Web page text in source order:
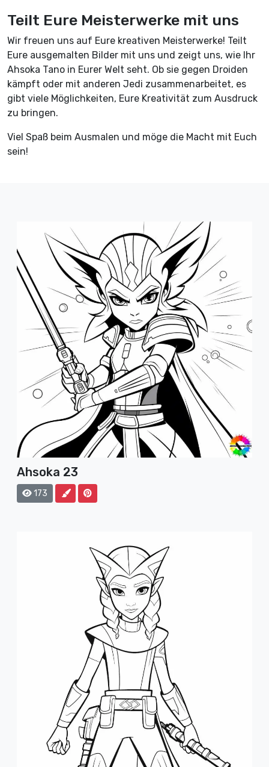
Teilt Eure Meisterwerke mit uns
Wir freuen uns auf Eure kreativen Meisterwerke! Teilt
Eure ausgemalten Bilder mit uns und zeigt uns, wie Ihr
Ahsoka Tano in Eurer Welt seht. Ob sie gegen Droiden
kämpft oder mit anderen Jedi zusammenarbeitet, es
gibt viele Möglichkeiten, Eure Kreativität zum Ausdruck
zu bringen.
Viel Spaß beim Ausmalen und möge die Macht mit Euch
sein!
Ahsoka 23
173